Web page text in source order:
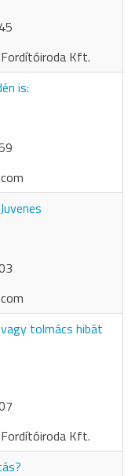
Kft.
is:
tolmács hibát
Kft.